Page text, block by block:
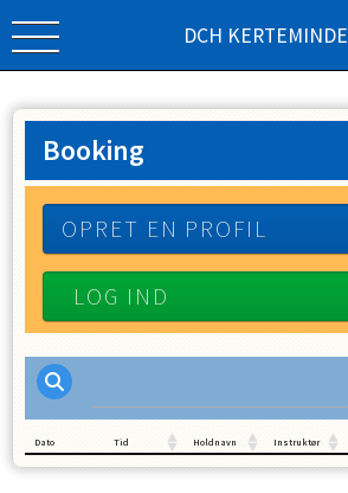
DCH KERTEMINDE
Booking
OPRET EN PROFIL
Dato Tid Holdnavn Instruktør